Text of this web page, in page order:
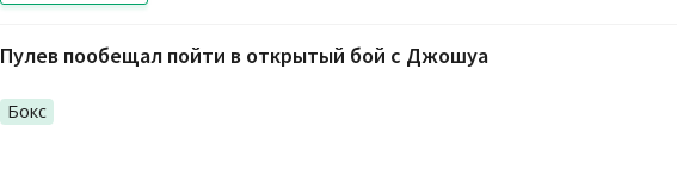
Пулев пообещал пойти в открытый бой с Джошуа
Бокс